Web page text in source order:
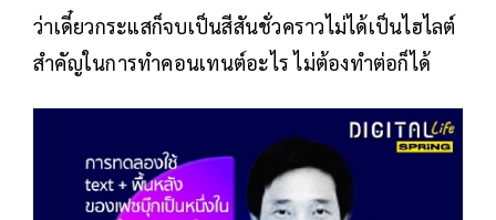
ว่าเดี๋ยวกระแสก็จบเป็นสีสันชั่วคราวไม่ได้เป็นไฮไลต์
สำคัญในการทำคอนเทนต์อะไร ไม่ต้องทำต่อก็ได้